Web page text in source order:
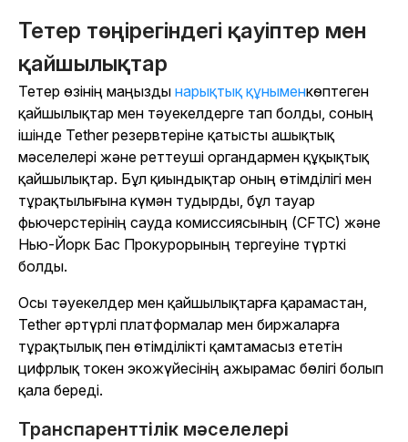
Тетер төңірегіндегі қауіптер мен
қайшылықтар
Тетер өзінің маңызды нарықтық құныменкөптеген
қайшылықтар мен тәуекелдерге тап болды, соның
ішінде Tether резервтеріне қатысты ашықтық
мәселелері және реттеуші органдармен құқықтық
қайшылықтар. Бұл қиындықтар оның өтімділігі мен
тұрақтылығына күмән тудырды, бұл тауар
фьючерстерінің сауда комиссиясының (CFTC) және
Нью-Йорк Бас Прокурорының тергеуіне түрткі
болды.
Осы тәуекелдер мен қайшылықтарға қарамастан,
Tether әртүрлі платформалар мен биржаларға
тұрақтылық пен өтімділікті қамтамасыз ететін
цифрлық токен экожүйесінің ажырамас бөлігі болып
қала береді.
Транспаренттілік мәселелері